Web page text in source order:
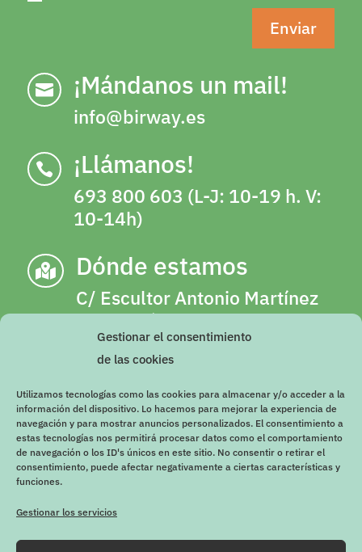
Gestionar el consentimiento
de las cookies
Utilizamos tecnologías como las cookies para almacenar y/o acceder a la
información del dispositivo. Lo hacemos para mejorar la experiencia de
navegación y para mostrar anuncios personalizados. El consentimiento a
estas tecnologías nos permitirá procesar datos como el comportamiento
de navegación o los ID's únicos en este sitio. No consentir o retirar el
consentimiento, puede afectar negativamente a ciertas características y
funciones.
Gestionar los servicios
Enviar
 ¡Mándanos un mail!
info@birway.es
 ¡Llámanos!
693 800 603 (L-J: 10-19 h. V:
10-14h)
 Dónde estamos
C/ Escultor Antonio Martínez
Olalla, número 2, 18003,
Granada (Junto a gimnasio
YO10 de Camino de Ronda)
Imprescindible cita previa